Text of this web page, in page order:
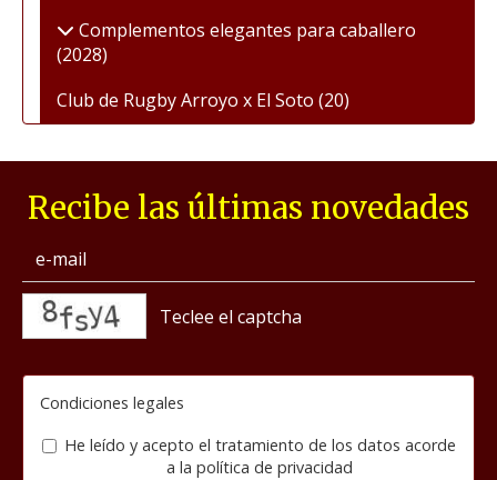
Complementos elegantes para caballero
(2028)
Club de Rugby Arroyo x El Soto (20)
Recibe las últimas novedades
Condiciones legales
He leído y acepto el tratamiento de los datos acorde
a la política de privacidad